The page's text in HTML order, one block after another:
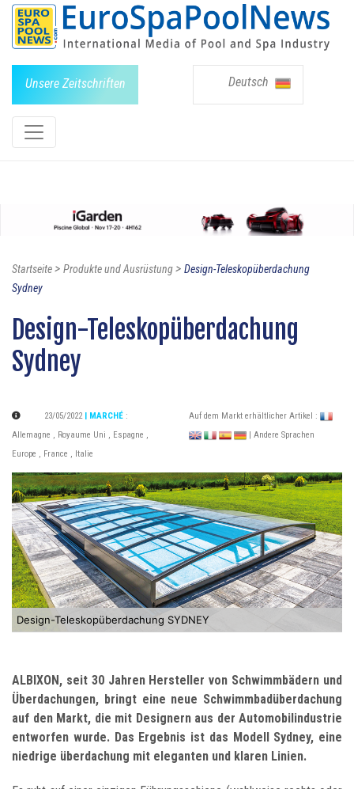
Unsere Zeitschriften Deutsch
Startseite> Produkte und Ausrüstung> Design-Teleskopüberdachung
Sydney
Design-Teleskopüberdachung
Sydney
23/05/2022 | MARCHÉ :
Allemagne , Royaume Uni , Espagne ,
Europe , France , Italie
Auf dem Markt erhältlicher Artikel :
| Andere Sprachen
Design-Teleskopüberdachung SYDNEY
ALBIXON, seit 30 Jahren Hersteller von Schwimmbädern und
Überdachungen, bringt eine neue Schwimmbadüberdachung
auf den Markt, die mit Designern aus der Automobilindustrie
entworfen wurde. Das Ergebnis ist das Modell Sydney, eine
niedrige überdachung mit eleganten und klaren Linien.